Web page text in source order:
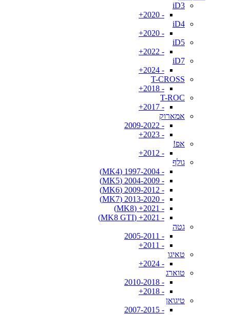
iD3
- 2020+
iD4
- 2020+
iD5
- 2022+
iD7
- 2024+
T-CROSS
- 2018+
T-ROC
- 2017+
אמארוק
- 2009-2022
- 2023+
אפ!
- 2012+
גולף
- 1997-2004 (MK4)
- 2004-2009 (MK5)
- 2009-2012 (MK6)
- 2013-2020 (MK7)
- 2021+ (MK8)
- 2021+ (MK8 GTI)
גטה
- 2005-2011
- 2011+
טאיגו
- 2024+
טוארג
- 2010-2018
- 2018+
טיגואן
- 2007-2015